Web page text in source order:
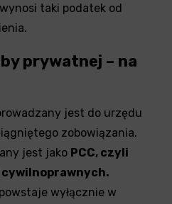
taki podatek od
prywatnej – na
jest do urzędu
zobowiązania.
jest jako PCC, czyli
wyłącznie w